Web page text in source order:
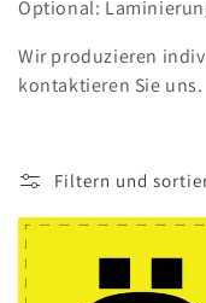
:
Optional:
Wir produzieren
kontaktieren Sie uns.
Filtern und